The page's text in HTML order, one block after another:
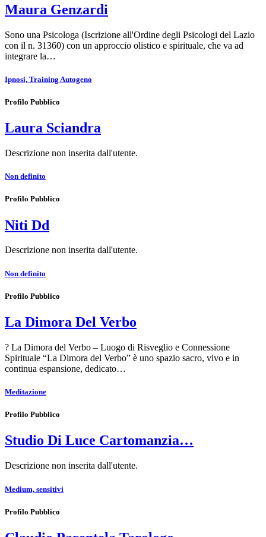
Maura Genzardi
Sono una Psicologa (Iscrizione all'Ordine degli Psicologi del Lazio
con il n. 31360) con un approccio olistico e spirituale, che va ad
integrare la…
Ipnosi, Training Autogeno
Profilo Pubblico
Laura Sciandra
Descrizione non inserita dall'utente.
Non definito
Profilo Pubblico
Niti Dd
Descrizione non inserita dall'utente.
Non definito
Profilo Pubblico
La Dimora Del Verbo
? La Dimora del Verbo – Luogo di Risveglio e Connessione
Spirituale “La Dimora del Verbo” è uno spazio sacro, vivo e in
continua espansione, dedicato…
Meditazione
Profilo Pubblico
Studio Di Luce Cartomanzia…
Descrizione non inserita dall'utente.
Medium, sensitivi
Profilo Pubblico